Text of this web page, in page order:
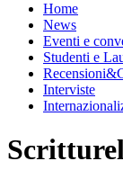
Home
News
Eventi e
Studenti e
Interviste